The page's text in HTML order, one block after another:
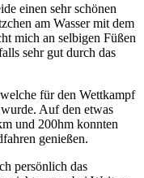
einen sehr schönen
am Wasser mit dem
mich an selbigen Füßen
sehr gut durch das
für den Wettkampf
Auf den etwas
und 200hm konnten
genießen.
persönlich das